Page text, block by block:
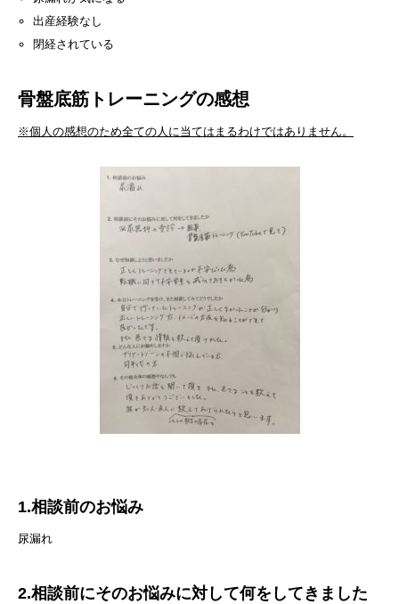
出産経験なし
閉経されている
骨盤底筋トレーニングの感想
※個人の感想のため全ての人に当てはまるわけではありません。
1.相談前のお悩み
尿漏れ
2.相談前にそのお悩みに対して何をしてきました